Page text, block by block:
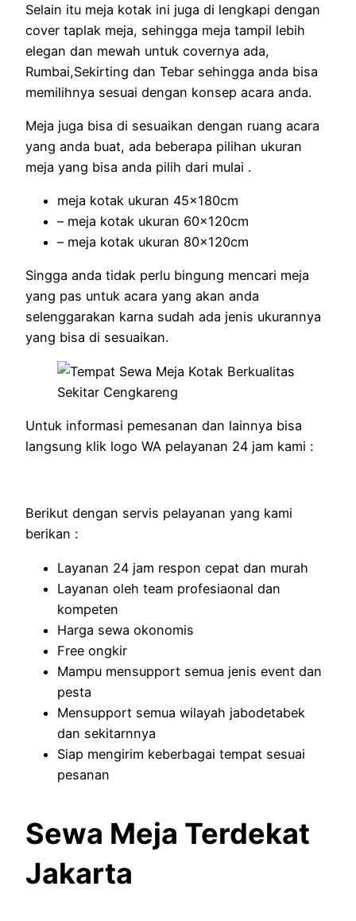
Selain itu meja kotak ini juga di lengkapi dengan
cover taplak meja, sehingga meja tampil lebih
elegan dan mewah untuk covernya ada,
Rumbai,Sekirting dan Tebar sehingga anda bisa
memilihnya sesuai dengan konsep acara anda.
Meja juga bisa di sesuaikan dengan ruang acara
yang anda buat, ada beberapa pilihan ukuran
meja yang bisa anda pilih dari mulai .
meja kotak ukuran 45x180cm
– meja kotak ukuran 60x120cm
– meja kotak ukuran 80x120cm
Singga anda tidak perlu bingung mencari meja
yang pas untuk acara yang akan anda
selenggarakan karna sudah ada jenis ukurannya
yang bisa di sesuaikan.
Untuk informasi pemesanan dan lainnya bisa
langsung klik logo WA pelayanan 24 jam kami :
Berikut dengan servis pelayanan yang kami
berikan :
Layanan 24 jam respon cepat dan murah
Layanan oleh team profesiaonal dan
kompeten
Harga sewa okonomis
Free ongkir
Mampu mensupport semua jenis event dan
pesta
Mensupport semua wilayah jabodetabek
dan sekitarnnya
Siap mengirim keberbagai tempat sesuai
pesanan
Sewa Meja Terdekat
Jakarta